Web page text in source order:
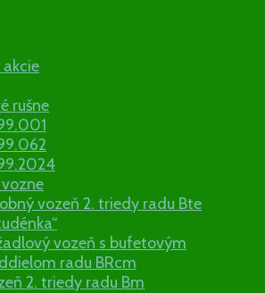
rušne
vozeň 2. triedy radu Bte
vozeň s bufetovým
radu BRcm
2. triedy radu Bm